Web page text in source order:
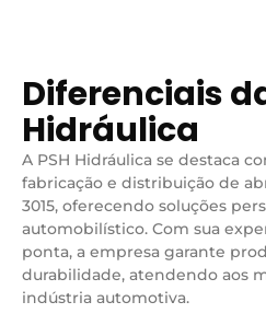
Diferenciais
Hidráulica
A PSH Hidráulica se destaca
fabricação e distribuição de
3015, oferecendo soluções
automobilístico. Com sua
ponta, a empresa garante
durabilidade, atendendo aos
indústria automotiva.